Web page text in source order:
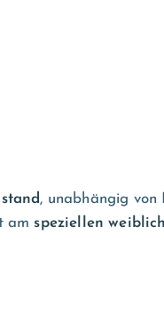
, unabhängig von
am speziellen